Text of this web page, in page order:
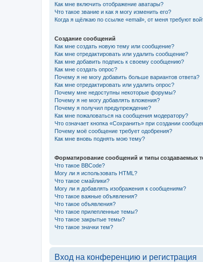
Как мне включить отображение аватары?
Что такое звание и как я могу изменить его?
Когда я щёлкаю по ссылке «email», от меня требуют
Создание сообщений
Как мне создать новую тему или сообщение?
Как мне отредактировать или удалить сообщение?
Как мне добавить подпись к своему сообщению?
Как мне создать опрос?
Почему я не могу добавить больше вариантов ответа?
Как мне отредактировать или удалить опрос?
Почему мне недоступны некоторые форумы?
Почему я не могу добавлять вложения?
Почему я получил предупреждение?
Как мне пожаловаться на сообщения модератору?
Что означает кнопка «Сохранить» при создании
Почему моё сообщение требует одобрения?
Как мне вновь поднять мою тему?
Форматирование сообщений и типы создаваемых
Что такое BBCode?
Могу ли я использовать HTML?
Что такое смайлики?
Могу ли я добавлять изображения к сообщениям?
Что такое важные объявления?
Что такое объявления?
Что такое прилепленные темы?
Что такое закрытые темы?
Что такое значки тем?
Вход на конференцию и регистрация